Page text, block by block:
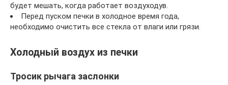
будет мешать, когда работает воздуходув.
Перед пуском печки в холодное время года,
необходимо очистить все стекла от влаги или грязи.
Холодный воздух из печки
Тросик рычага заслонки